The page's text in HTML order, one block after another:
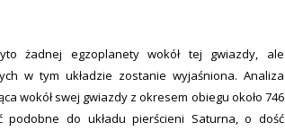
żadnej egzoplanety wokół tej gwiazdy, ale
w tym układzie zostanie wyjaśniona. Analiza
wokół swej gwiazdy z okresem obiegu około 746
do układu pierścieni Saturna, o dość